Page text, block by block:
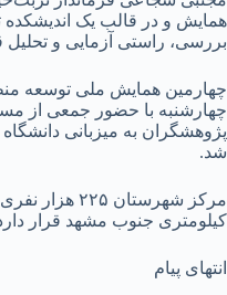
همایش و در قالب یک اندیشکده
بررسی، راستی آزمایی و
چهارمین همایش ملی توسعه
چهارشنبه با حضور جمعی از
پژوهشگران به میزبانی
شد.
کیلومتری جنوب مشهد قرار
انتهای پیام